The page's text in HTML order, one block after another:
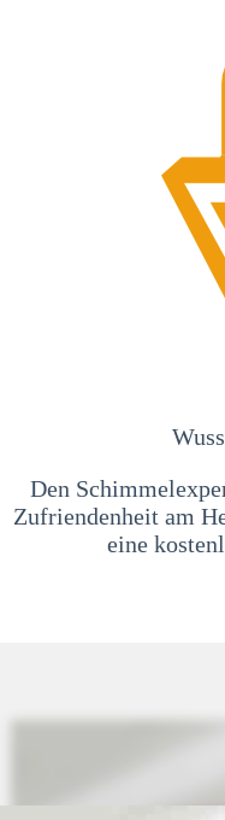
Den
Zufriendenheit am
eine